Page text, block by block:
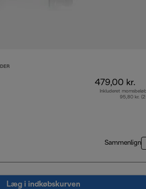
479,00 kr.
Inkluderet
95,80 kr.
Sammenlign
Læg i indkøbskurven